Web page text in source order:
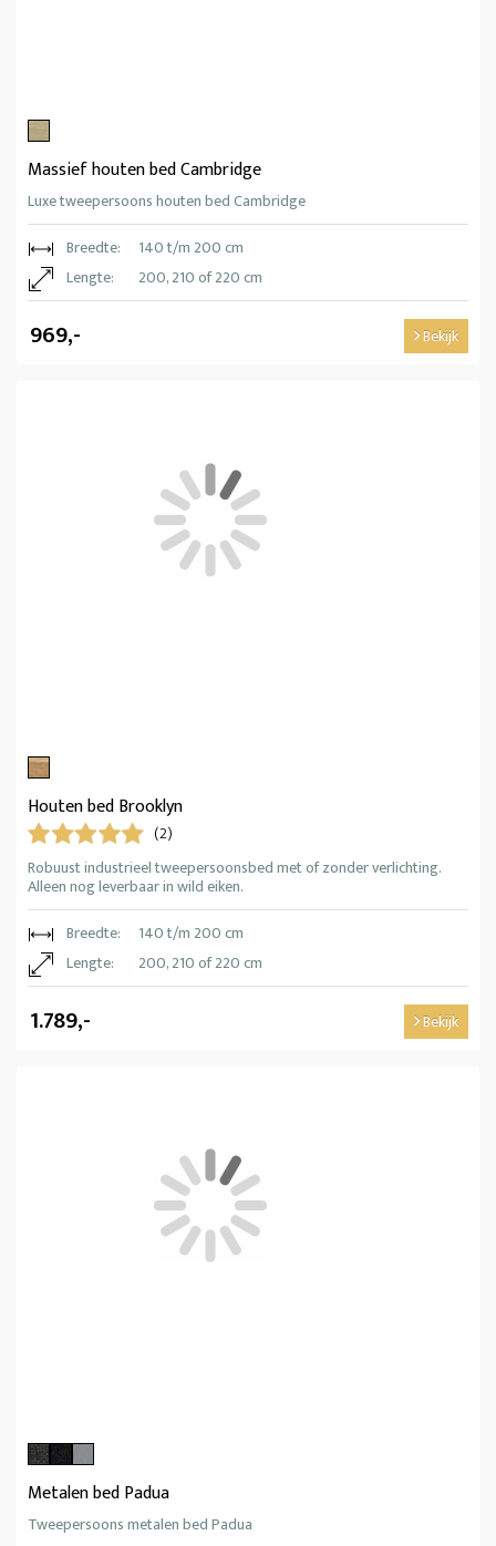
Massief houten bed Cambridge
Luxe tweepersoons houten bed Cambridge
Breedte:
140 t/m 200 cm
Lengte:
200, 210 of 220 cm
969,- Bekijk
Houten bed Brooklyn
(2)
Robuust industrieel tweepersoonsbed met of zonder verlichting.
Alleen nog leverbaar in wild eiken.
Breedte:
140 t/m 200 cm
Lengte:
200, 210 of 220 cm
1.789,- Bekijk
Metalen bed Padua
Tweepersoons metalen bed Padua